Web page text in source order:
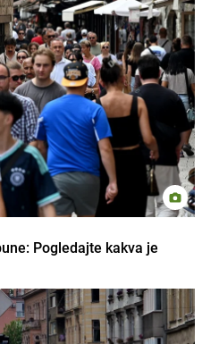
Pogledajte kakva je